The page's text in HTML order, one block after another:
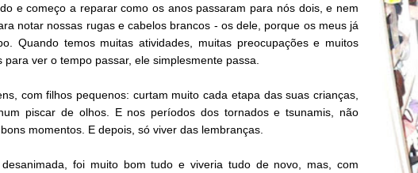
e começo a reparar como os anos passaram para nós dois, e nem
notar nossas rugas e cabelos brancos - os dele, porque os meus já
Quando temos muitas atividades, muitas preocupações e muitos
ver o tempo passar, ele simplesmente passa.
com filhos pequenos: curtam muito cada etapa das suas crianças,
piscar de olhos. E nos períodos dos tornados e tsunamis, não
momentos. E depois, só viver das lembranças.
foi muito bom tudo e viveria tudo de novo, mas, com